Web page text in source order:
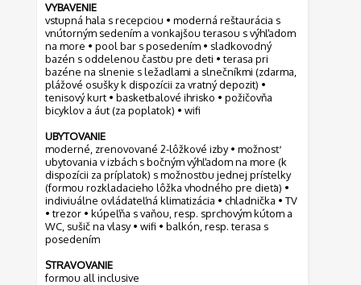
VYBAVENIE
vstupná hala s recepciou • moderná reštaurácia s
vnútorným sedením a vonkajšou terasou s výhľadom
na more • pool bar s posedením • sladkovodný
bazén s oddelenou časťou pre deti • terasa pri
bazéne na slnenie s ležadlami a slnečníkmi (zdarma,
plážové osušky k dispozícii za vratný depozit) •
tenisový kurt • basketbalové ihrisko • požičovňa
bicyklov a áut (za poplatok) • wifi
UBYTOVANIE
moderné, zrenovované 2-lôžkové izby • možnosť
ubytovania v izbách s bočným výhľadom na more (k
dispozícii za príplatok) s možnosťou jednej prístelky
(formou rozkladacieho lôžka vhodného pre dieťa) •
indiviuálne ovládateľná klimatizácia • chladnička • TV
• trezor • kúpeľňa s vaňou, resp. sprchovým kútom a
WC, sušič na vlasy • wifi • balkón, resp. terasa s
posedením
STRAVOVANIE
formou all inclusive